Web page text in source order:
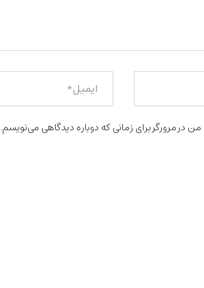
در مرورگر برای زمانی که دوباره دیدگاهی می‌نویسم.